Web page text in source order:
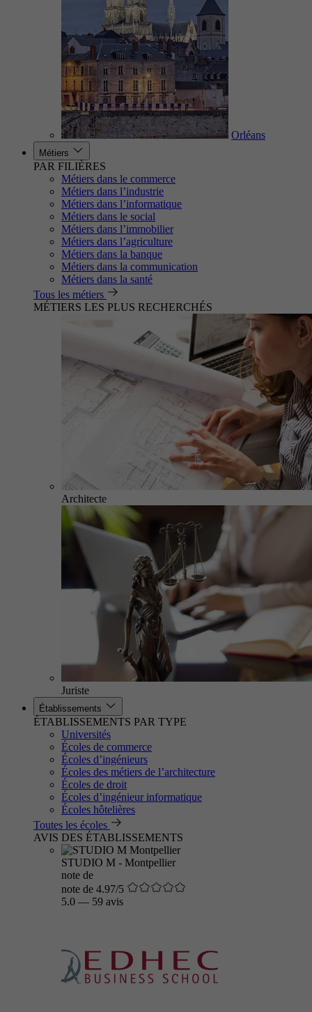
Orléans
Métiers
PAR FILIÈRES
Métiers dans le commerce
Métiers dans l’industrie
Métiers dans l’informatique
Métiers dans le social
Métiers dans l’immobilier
Métiers dans l’agriculture
Métiers dans la banque
Métiers dans la communication
Métiers dans la santé
Tous les métiers
MÉTIERS LES PLUS RECHERCHÉS
Architecte
Juriste
Établissements
ÉTABLISSEMENTS PAR TYPE
Universités
Écoles de commerce
Écoles d’ingénieurs
Écoles des métiers de l’architecture
Écoles de droit
Écoles d’ingénieur informatique
Écoles hôtelières
Toutes les écoles
AVIS DES ÉTABLISSEMENTS
STUDIO M - Montpellier
note de
note de 4.97/5
5.0 — 59 avis